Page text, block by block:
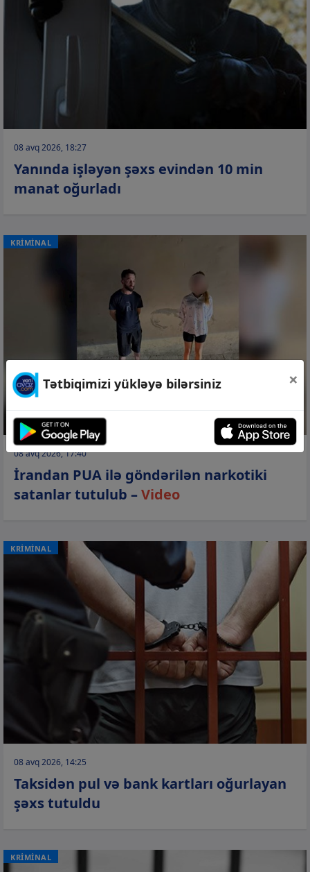
08 avq 2026, 18:27
Yanında işləyən şəxs evindən 10 min
manat oğurladı
KRİMİNAL
08 avq 2026, 17:40
İrandan PUA ilə göndərilən narkotiki
satanlar tutulub –Video
KRİMİNAL
08 avq 2026, 14:25
Taksidən pul və bank kartları oğurlayan
şəxs tutuldu
KRİMİNAL
Tətbiqimizi yükləyə bilərsiniz ×